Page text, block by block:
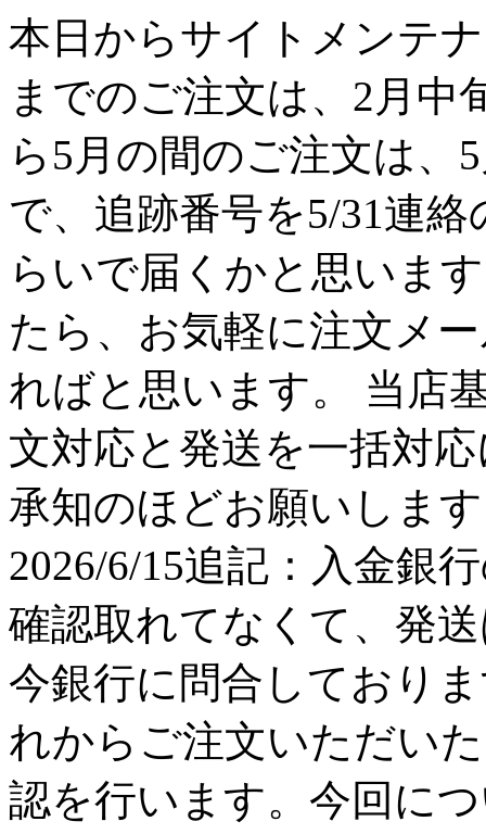
本日からサイトメンテ
までのご注文は、2月中
ら5月の間のご注文は、
で、追跡番号を5/31連
らいで届くかと思いま
たら、お気軽に注文メ
ればと思います。 当店
文対応と発送を一括対
承知のほどお願いしま
2026/6/15追記：入金銀
確認取れてなくて、発
今銀行に問合しており
れからご注文いただい
認を行います。今回に